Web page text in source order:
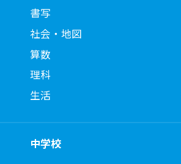
書写
社会・地図
算数
理科
生活
中学校